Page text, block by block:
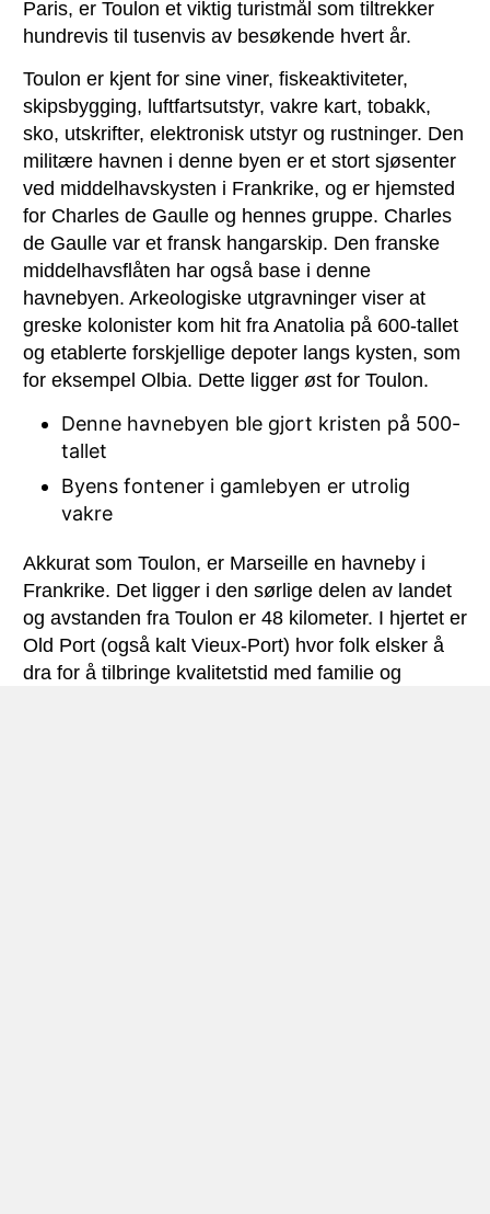
Paris, er Toulon et viktig turistmål som tiltrekker
hundrevis til tusenvis av besøkende hvert år.
Toulon er kjent for sine viner, fiskeaktiviteter,
skipsbygging, luftfartsutstyr, vakre kart, tobakk,
sko, utskrifter, elektronisk utstyr og rustninger. Den
militære havnen i denne byen er et stort sjøsenter
ved middelhavskysten i Frankrike, og er hjemsted
for Charles de Gaulle og hennes gruppe. Charles
de Gaulle var et fransk hangarskip. Den franske
middelhavsflåten har også base i denne
havnebyen. Arkeologiske utgravninger viser at
greske kolonister kom hit fra Anatolia på 600-tallet
og etablerte forskjellige depoter langs kysten, som
for eksempel Olbia. Dette ligger øst for Toulon.
Denne havnebyen ble gjort kristen på 500-
tallet
Byens fontener i gamlebyen er utrolig
vakre
Akkurat som Toulon, er Marseille en havneby i
Frankrike. Det ligger i den sørlige delen av landet
og avstanden fra Toulon er 48 kilometer. I hjertet er
Old Port (også kalt Vieux-Port) hvor folk elsker å
dra for å tilbringe kvalitetstid med familie og